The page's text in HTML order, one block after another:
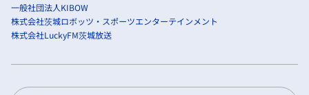
一般社団法人KIBOW
株式会社茨城ロボッツ・スポーツエンターテインメント
株式会社LuckyFM茨城放送